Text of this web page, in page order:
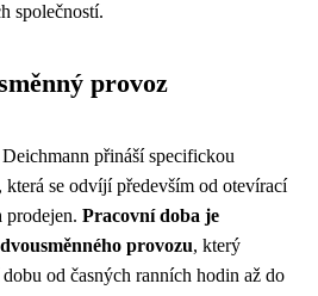
společností.
provoz
přináší specifickou
se odvíjí především od otevírací
prodejen. Pracovní doba je
provozu, který
od časných ranních hodin až do